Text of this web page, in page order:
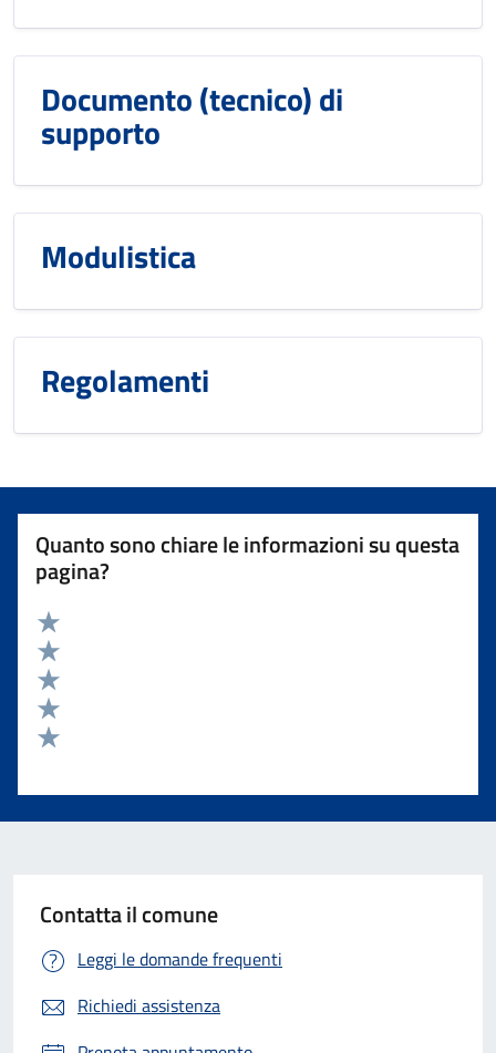
Documento (tecnico) di
supporto
Modulistica
Regolamenti
Quanto sono chiare le informazioni su questa
pagina?
Valuta 5 stelle su 5
Valuta 4 stelle su 5
Valuta 3 stelle su 5
Valuta 2 stelle su 5
Contatta il comune
Leggi le domande frequenti
Richiedi assistenza